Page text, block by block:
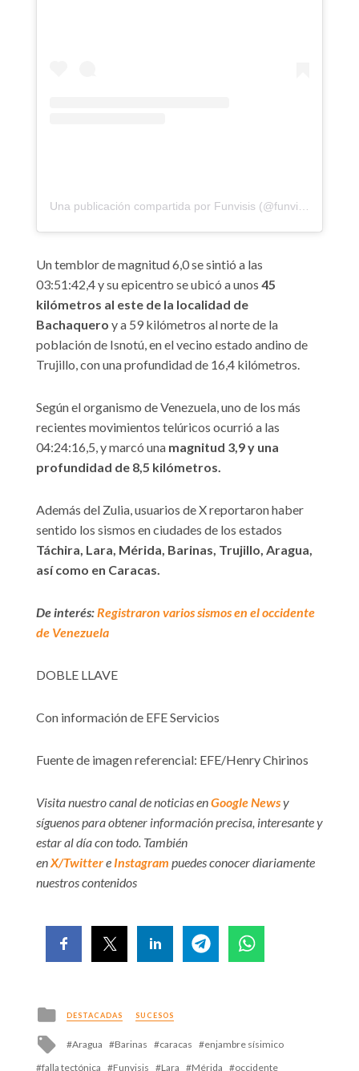
Un temblor de magnitud 6,0 se sintió a las
03:51:42,4 y su epicentro se ubicó a unos 45
kilómetros al este de la localidad de
Bachaquero y a 59 kilómetros al norte de la
población de Isnotú, en el vecino estado andino de
Trujillo, con una profundidad de 16,4 kilómetros.
Según el organismo de Venezuela, uno de los más
recientes movimientos telúricos ocurrió a las
04:24:16,5, y marcó una magnitud 3,9 y una
profundidad de 8,5 kilómetros.
Además del Zulia, usuarios de X reportaron haber
sentido los sismos en ciudades de los estados
Táchira, Lara, Mérida, Barinas, Trujillo, Aragua,
así como en Caracas.
De interés: Registraron varios sismos en el occidente
de Venezuela
DOBLE LLAVE
Con información de EFE Servicios
Fuente de imagen referencial: EFE/Henry Chirinos
Visita nuestro canal de noticias enGoogle Newsy
síguenos para obtener información precisa, interesante y
estar al día con todo. También
en X/Twittere Instagram puedes conocer diariamente
nuestros contenidos
Posted
in
DESTACADAS SUCESOS
Tagged
with
Aragua Barinas caracas
enjambre sísimico
falla tectónica
Funvisis Lara Mérida occidente